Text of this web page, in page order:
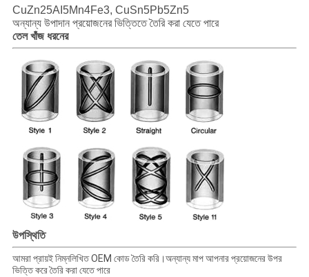
মামলা
সাইট
ম্যাপ
PRIVACY
POLICY
CuZn25AI5Mn4Fe3, CuSn5Pb5Zn5
অন্যান্য উপাদান প্রয়োজনের ভিত্তিতে তৈরি করা যেতে পারে
তেল খাঁজ ধরনের
উপস্থিতি
আমরা প্রায়ই নিম্নলিখিত OEM কোড তৈরি করি।অন্যান্য মাপ আপনার প্রয়োজনের উপর
ভিত্তি করে তৈরি করা যেতে পারে